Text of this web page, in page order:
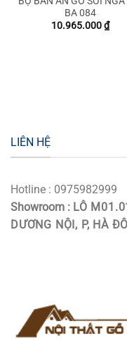
BA 084
10.965.000₫
LIÊN HỆ
Hotline : 0975982999
Showroom : LÔ
DƯƠNG NỘI, P, HÀ